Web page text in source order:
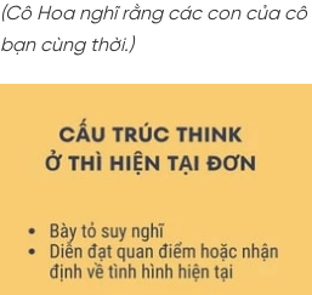
(Cô Hoa nghĩ rằng các con của
bạn cùng thời.)